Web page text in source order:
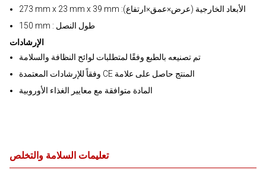
273 mm x 23 mm x 39 mm :الأبعاد الخارجية (عرض×عمق×ارتفاع)
150 mm : طول النصل
الإرشادات
تم تصنيعه بالطبع وفقًا لمتطلبات لوائح النظافة والسلامة
وفقاً للإرشادات المعتمدة CE المنتج حاصل على علامة
المادة متوافقة مع معايير الغذاء الأوروبية
تعليمات السلامة والتخلص